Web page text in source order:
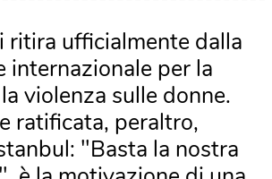
ritira ufficialmente dalla
internazionale per la
violenza sulle donne.
ratificata, peraltro,
"Basta la nostra